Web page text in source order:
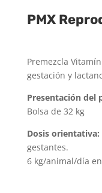
PMX
Premezcla
gestación y
Presentación del
Bolsa de 32 kg
Dosis orientativa:
gestantes.
6 kg/animal/día